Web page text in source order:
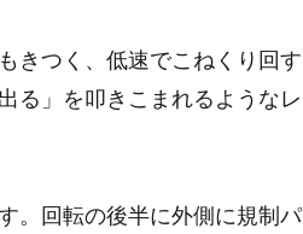
きつく、低速でこねくり回す
る」を叩きこまれるようなレ
。回転の後半に外側に規制パ